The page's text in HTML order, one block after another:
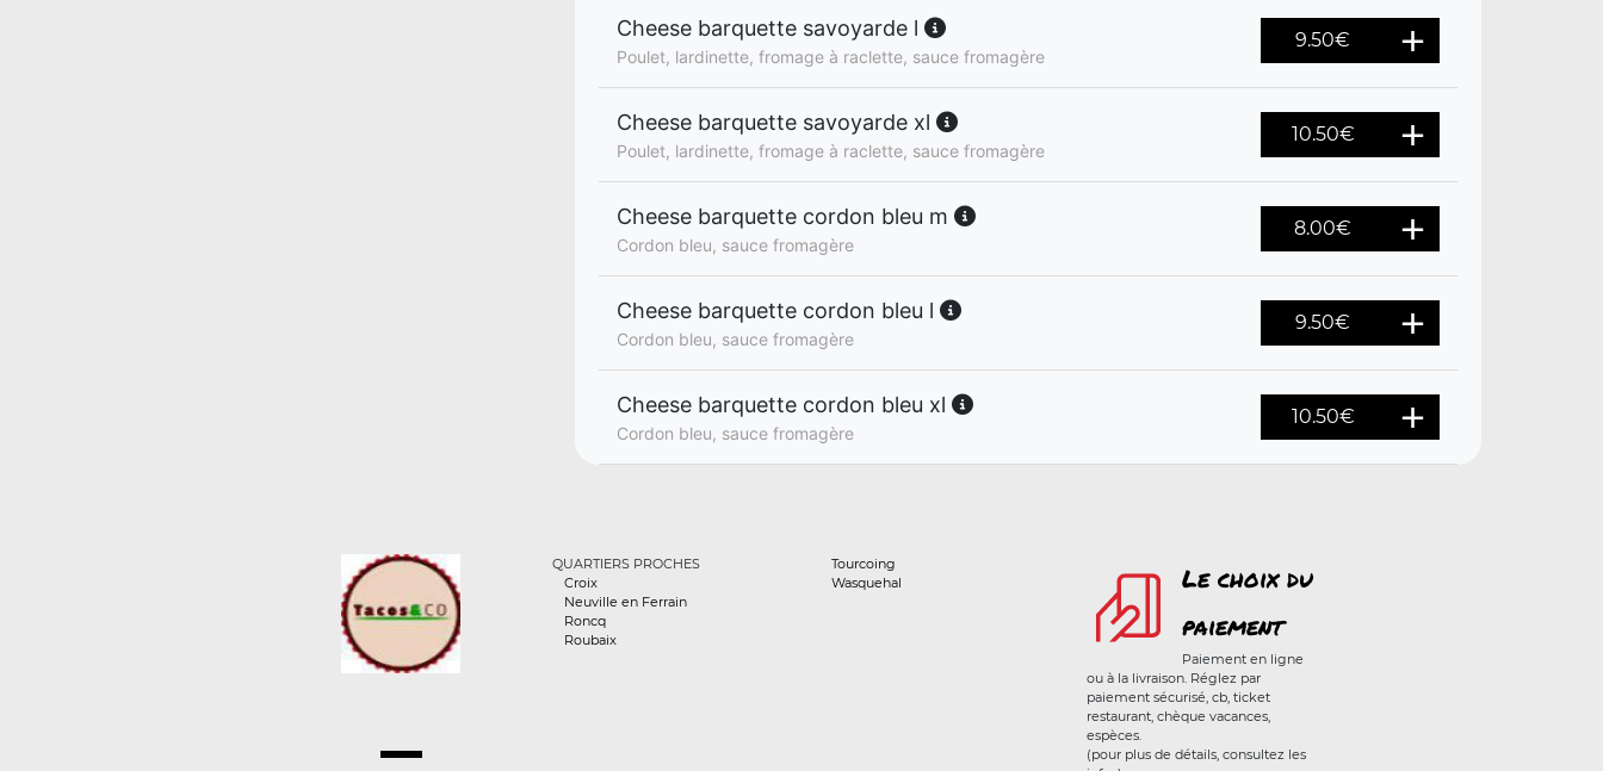
Cheese barquette savoyarde l
Poulet, lardinette, fromage à raclette, sauce fromagère
9.50€
Cheese barquette savoyarde xl
Poulet, lardinette, fromage à raclette, sauce fromagère
10.50€
Cheese barquette cordon bleu m
Cordon bleu, sauce fromagère
8.00€
Cheese barquette cordon bleu l
Cordon bleu, sauce fromagère
9.50€
Cheese barquette cordon bleu xl
Cordon bleu, sauce fromagère
10.50€
QUARTIERS PROCHES
Croix
Neuville en Ferrain
Roncq
Roubaix
Tourcoing
Wasquehal
Le choix du
paiement
Paiement en ligne
ou à la livraison. Réglez par
paiement sécurisé, cb, ticket
restaurant, chèque vacances,
espèces.
(pour plus de détails, consultez les